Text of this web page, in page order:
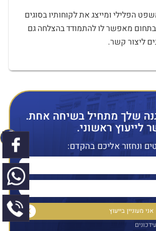
הפלילי ומייצג את לקוחותיו בסוגים
בתחום מאפשר לו להתמודד בהצלחה גם
ליצור קשר.
שלך מתחיל בשיחה אחת.
לייעוץ ראשוני.
ונחזור אליכם בהקדם: